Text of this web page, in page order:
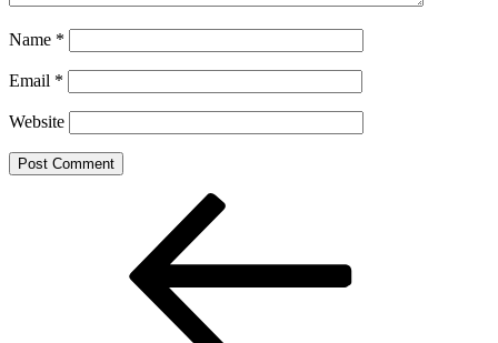
Name *
Email *
Website